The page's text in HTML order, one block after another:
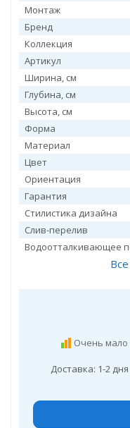
Монтаж
Бренд
Коллекция
Артикул
Ширина, см
Глубина, см
Высота, см
Форма
Материал
Цвет
Ориентация
Гарантия
Стилистика дизайна
Слив-перелив
Водоотталкивающее
Очень мало
Доставка: 1-2 дня